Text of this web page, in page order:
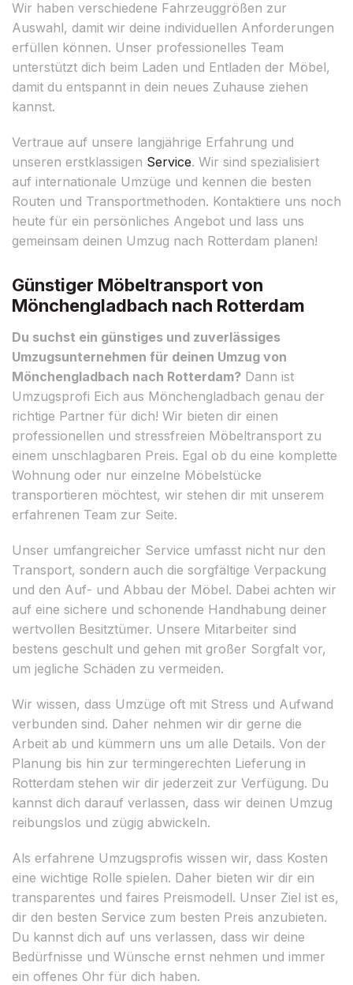
Wir haben verschiedene Fahrzeuggrößen zur
Auswahl, damit wir deine individuellen Anforderungen
erfüllen können. Unser professionelles Team
unterstützt dich beim Laden und Entladen der Möbel,
damit du entspannt in dein neues Zuhause ziehen
kannst.
Vertraue auf unsere langjährige Erfahrung und
unseren erstklassigen Service. Wir sind spezialisiert
auf internationale Umzüge und kennen die besten
Routen und Transportmethoden. Kontaktiere uns noch
heute für ein persönliches Angebot und lass uns
gemeinsam deinen Umzug nach Rotterdam planen!
Günstiger Möbeltransport von
Mönchengladbach nach Rotterdam
Du suchst ein günstiges und zuverlässiges
Umzugsunternehmen für deinen Umzug von
Mönchengladbach nach Rotterdam? Dann ist
Umzugsprofi Eich aus Mönchengladbach genau der
richtige Partner für dich! Wir bieten dir einen
professionellen und stressfreien Möbeltransport zu
einem unschlagbaren Preis. Egal ob du eine komplette
Wohnung oder nur einzelne Möbelstücke
transportieren möchtest, wir stehen dir mit unserem
erfahrenen Team zur Seite.
Unser umfangreicher Service umfasst nicht nur den
Transport, sondern auch die sorgfältige Verpackung
und den Auf- und Abbau der Möbel. Dabei achten wir
auf eine sichere und schonende Handhabung deiner
wertvollen Besitztümer. Unsere Mitarbeiter sind
bestens geschult und gehen mit großer Sorgfalt vor,
um jegliche Schäden zu vermeiden.
Wir wissen, dass Umzüge oft mit Stress und Aufwand
verbunden sind. Daher nehmen wir dir gerne die
Arbeit ab und kümmern uns um alle Details. Von der
Planung bis hin zur termingerechten Lieferung in
Rotterdam stehen wir dir jederzeit zur Verfügung. Du
kannst dich darauf verlassen, dass wir deinen Umzug
reibungslos und zügig abwickeln.
Als erfahrene Umzugsprofis wissen wir, dass Kosten
eine wichtige Rolle spielen. Daher bieten wir dir ein
transparentes und faires Preismodell. Unser Ziel ist es,
dir den besten Service zum besten Preis anzubieten.
Du kannst dich auf uns verlassen, dass wir deine
Bedürfnisse und Wünsche ernst nehmen und immer
ein offenes Ohr für dich haben.